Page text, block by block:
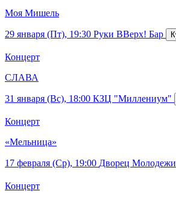
Моя Мишель
29 января (Пт), 19:30 Руки ВВерх! Бар
Концерт
СЛАВА
31 января (Вс), 18:00 КЗЦ "Миллениум"
Концерт
«Мельница»
17 февраля (Ср), 19:00 Дворец Молодежи
Концерт